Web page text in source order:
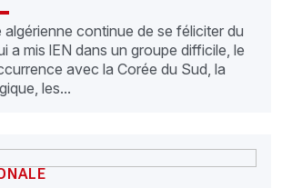
algérienne continue de se féliciter du
a mis lEN dans un groupe difficile, le
avec la Corée du Sud, la
les...